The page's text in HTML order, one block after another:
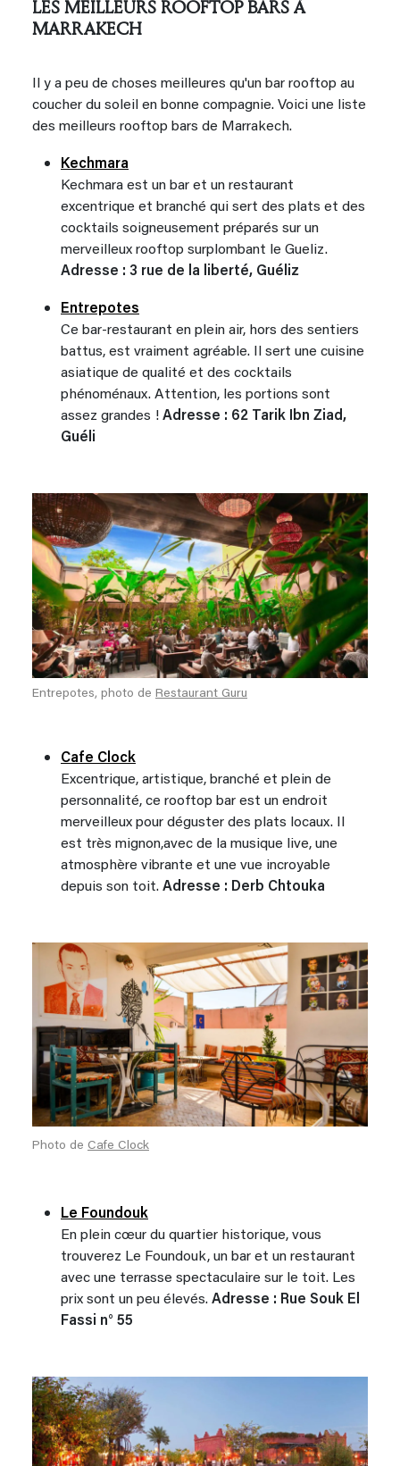
LES MEILLEURS ROOFTOP BARS À
MARRAKECH
Il y a peu de choses meilleures qu'un bar rooftop au
coucher du soleil en bonne compagnie. Voici une liste
des meilleurs rooftop bars de Marrakech.
Kechmara
Kechmara est un bar et un restaurant
excentrique et branché qui sert des plats et des
cocktails soigneusement préparés sur un
merveilleux rooftop surplombant le Gueliz.
Adresse : 3 rue de la liberté, Guéliz
Entrepotes
Ce bar-restaurant en plein air, hors des sentiers
battus, est vraiment agréable. Il sert une cuisine
asiatique de qualité et des cocktails
phénoménaux. Attention, les portions sont
assez grandes ! Adresse : 62 Tarik Ibn Ziad,
Guéli
Entrepotes, photo de Restaurant Guru
Cafe Clock
Excentrique, artistique, branché et plein de
personnalité, ce rooftop bar est un endroit
merveilleux pour déguster des plats locaux. Il
est très mignon,avec de la musique live, une
atmosphère vibrante et une vue incroyable
depuis son toit. Adresse : Derb Chtouka
Photo de Cafe Clock
Le Foundouk
En plein cœur du quartier historique, vous
trouverez Le Foundouk, un bar et un restaurant
avec une terrasse spectaculaire sur le toit. Les
prix sont un peu élevés. Adresse : Rue Souk El
Fassi n° 55